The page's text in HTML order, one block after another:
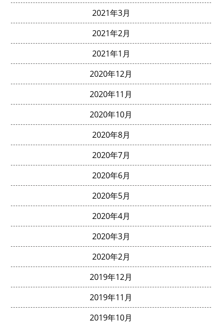
2021年3月
2021年2月
2021年1月
2020年12月
2020年11月
2020年10月
2020年8月
2020年7月
2020年6月
2020年5月
2020年4月
2020年3月
2020年2月
2019年12月
2019年11月
2019年10月